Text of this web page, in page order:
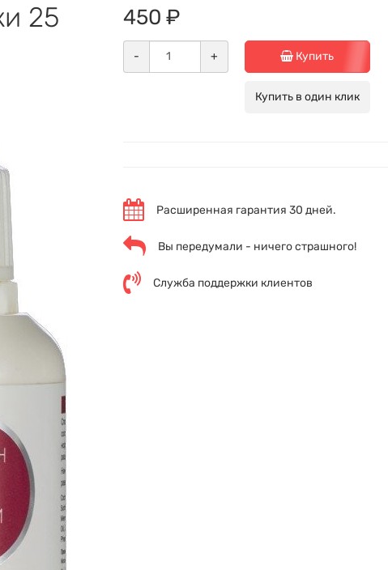
25
450 ₽
- + Купить
Купить в один клик
Расширенная гарантия 30 дней.
Вы передумали - ничего страшного!
Служба поддержки клиентов